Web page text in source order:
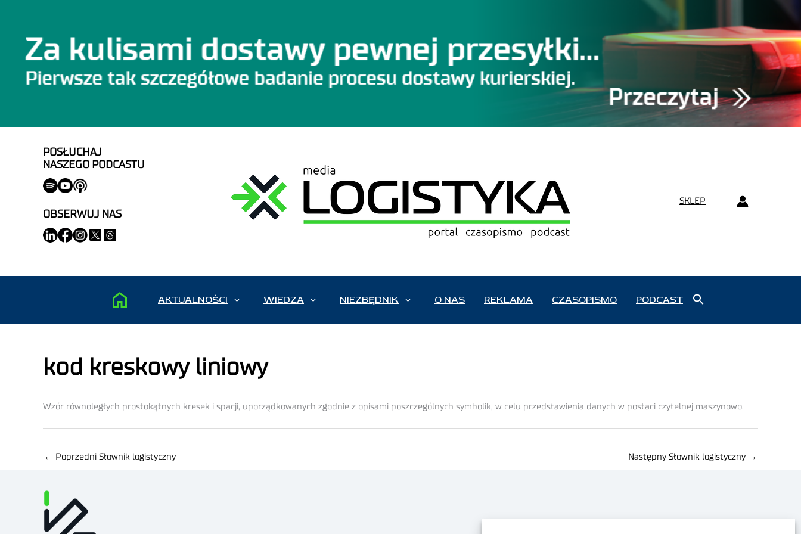
POSŁUCHAJ
NASZEGO PODCASTU
OBSERWUJ NAS
SKLEP
AKTUALNOŚCI WIEDZA NIEZBĘDNIK O NAS REKLAMA CZASOPISMO PODCAST
kod kreskowy liniowy
Wzór równoległych prostokątnych kresek i spacji, uporządkowanych zgodnie z opi­sami poszczególnych symbolik, w celu przedstawienia danych w postaci czytelnej maszynowo.
← Poprzedni Słownik logistyczny Następny Słownik logistyczny →